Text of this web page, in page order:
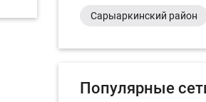
Сарыаркинский район
Популярные